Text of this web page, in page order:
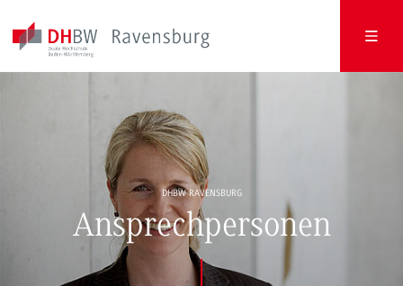
DHBW RAVENSBURG
Ansprechpersonen